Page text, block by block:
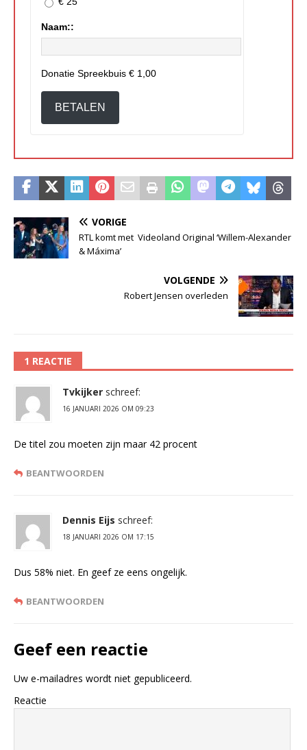
Naam::
Donatie Spreekbuis € 1,00
BETALEN
VORIGE
RTL komt met Videoland Original ‘Willem-Alexander
& Máxima’
VOLGENDE
Robert Jensen overleden
1 REACTIE
Tvkijker schreef:
16 JANUARI 2026 OM 09:23
De titel zou moeten zijn maar 42 procent
BEANTWOORDEN
Dennis Eijs schreef:
18 JANUARI 2026 OM 17:15
Dus 58% niet. En geef ze eens ongelijk.
BEANTWOORDEN
Geef een reactie
Uw e-mailadres wordt niet gepubliceerd.
Reactie